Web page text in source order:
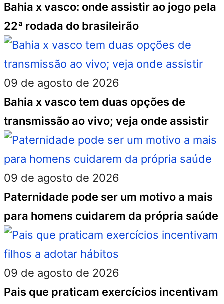
Bahia x vasco: onde assistir ao jogo pela
22ª rodada do brasileirão
09 de agosto de 2026
Bahia x vasco tem duas opções de
transmissão ao vivo; veja onde assistir
09 de agosto de 2026
Paternidade pode ser um motivo a mais
para homens cuidarem da própria saúde
09 de agosto de 2026
Pais que praticam exercícios incentivam